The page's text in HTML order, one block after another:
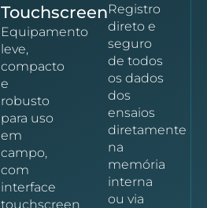
Touchscreen
Equipamento
leve,
compacto
e
robusto
para uso
em
campo,
com
interface
touchscreen
Registro
direto e
seguro
de todos
os dados
dos
ensaios
diretamente
na
memória
interna
ou via